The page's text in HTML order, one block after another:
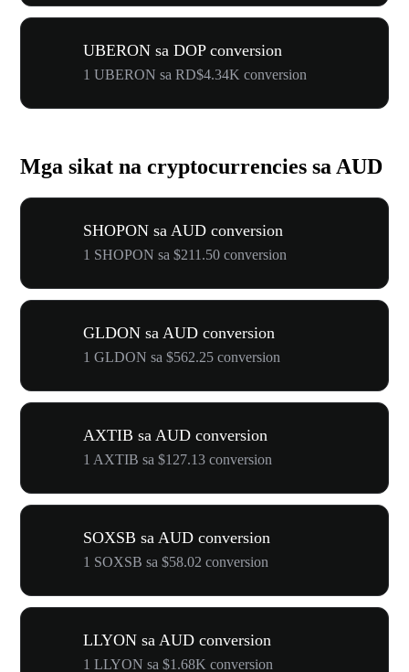
UBERON sa DOP conversion
1 UBERON sa RD$4.34K conversion
Mga sikat na cryptocurrencies sa AUD
SHOPON sa AUD conversion
1 SHOPON sa $211.50 conversion
GLDON sa AUD conversion
1 GLDON sa $562.25 conversion
AXTIB sa AUD conversion
1 AXTIB sa $127.13 conversion
SOXSB sa AUD conversion
1 SOXSB sa $58.02 conversion
LLYON sa AUD conversion
1 LLYON sa $1.68K conversion